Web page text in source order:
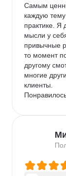
Самым
каждую
практике. Я
мысли у
привычные
то момент
другому
многие
клиенты.
появилось
ощущение,